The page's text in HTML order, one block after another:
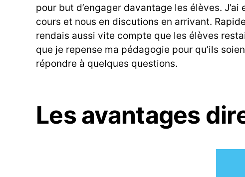
pour but d’engager davantage les élèves.
cours et nous en discutions en arrivant.
rendais aussi vite compte que les élèves
que je repense ma pédagogie pour qu’ils
répondre à quelques questions.
Les avantages